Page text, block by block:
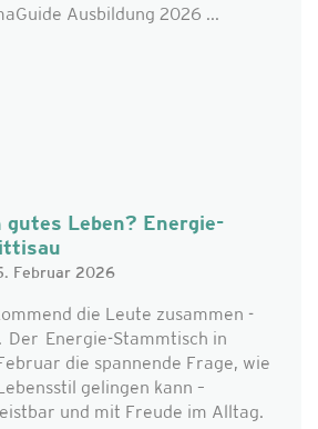
Ausbildung 2026 ...
gutes Leben? Energie-
Februar 2026
die Leute zusammen -
Der Energie-Stammtisch in
die spannende Frage, wie
gelingen kann –
und mit Freude im Alltag.